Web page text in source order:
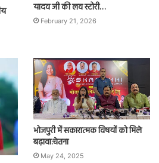
यादव जी की लव स्टोरी…
February 21, 2026
भोजपुरी में सकारात्मक विषयों को मिले
बढ़ावा:चेतना
May 24, 2025